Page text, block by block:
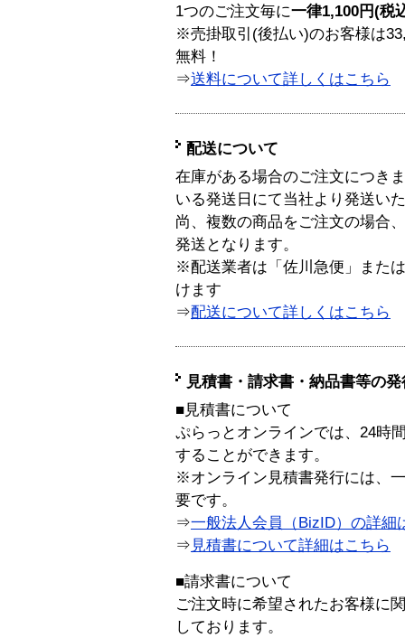
1つのご注文毎に一律1,100円(税
※売掛取引(後払い)のお客様は
無料！
⇒送料について詳しくはこちら
配送について
在庫がある場合のご注文につき
いる発送日にて当社より発送い
尚、複数の商品をご注文の場合
発送となります。
※配送業者は「佐川急便」また
けます
⇒配送について詳しくはこちら
見積書・請求書・納品書等の
■見積書について
ぷらっとオンラインでは、24時
することができます。
※オンライン見積書発行には、
要です。
⇒一般法人会員（BizID）の詳細
⇒ 見積書について詳細はこちら
■請求書について
ご注文時に希望されたお客様に
しております。